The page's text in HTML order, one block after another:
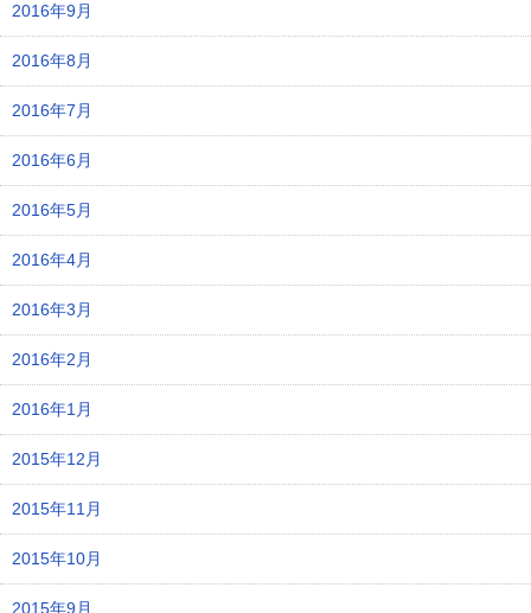
2016年9月
2016年8月
2016年7月
2016年6月
2016年5月
2016年4月
2016年3月
2016年2月
2016年1月
2015年12月
2015年11月
2015年10月
2015年9月